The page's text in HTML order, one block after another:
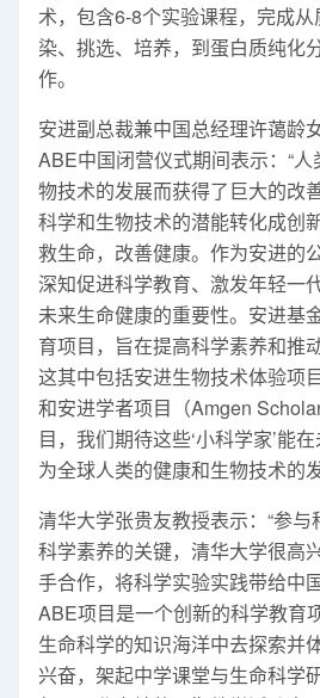
术，包含6-8个实验课程，完成
染、挑选、培养，到蛋白质纯化
作。
安进副总裁兼中国总经理许蔼龄
ABE中国闭营仪式期间表示：“
物技术的发展而获得了巨大的改
科学和生物技术的潜能转化成创
救生命，改善健康。作为安进的
深知促进科学教育、激发年轻一
未来生命健康的重要性。安进基
育项目，旨在提高科学素养和推
这其中包括安进生物技术体验项
和安进学者项目（Amgen
目，我们期待这些‘小科学家’能在
为全球人类的健康和生物技术的
清华大学张贵友教授表示：“参
科学素养的关键，清华大学很高
手合作，将科学实验实践带给中
ABE项目是一个创新的科学教育
生命科学的知识海洋中去探索并
兴奋，架起中学课堂与生命科学